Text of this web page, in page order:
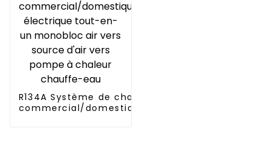
R134A Système de chauffage
commercial/domestique/résidentiel